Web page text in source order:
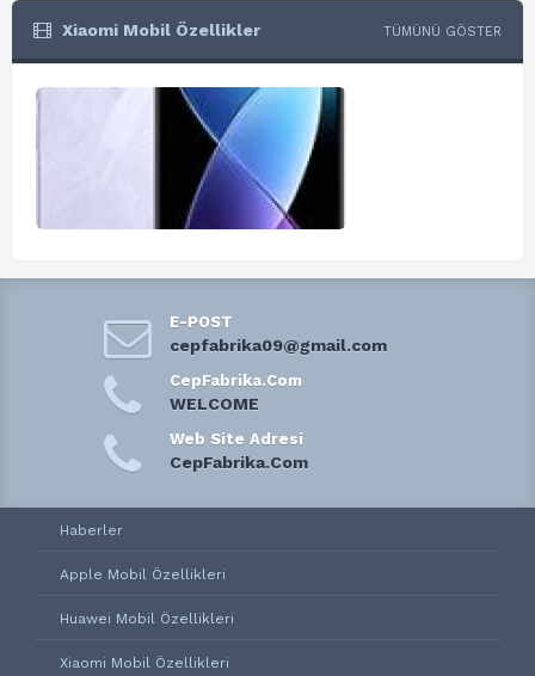
Xiaomi Mobil Özellikler TÜMÜNÜ GÖSTER
E-POST
cepfabrika09@gmail.com
CepFabrika.Com
WELCOME
Web Site Adresi
CepFabrika.Com
Haberler
Apple Mobil Özellikleri
Huawei Mobil Özellikleri
Xiaomi Mobil Özellikleri